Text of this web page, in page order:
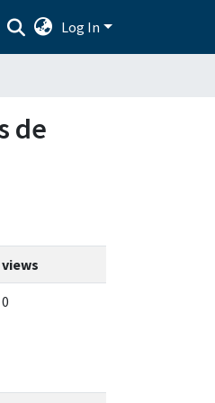
Log In
de
views
0